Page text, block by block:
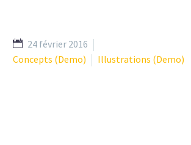
24 février 2016
Concepts (Demo)
Illustrations (Demo)